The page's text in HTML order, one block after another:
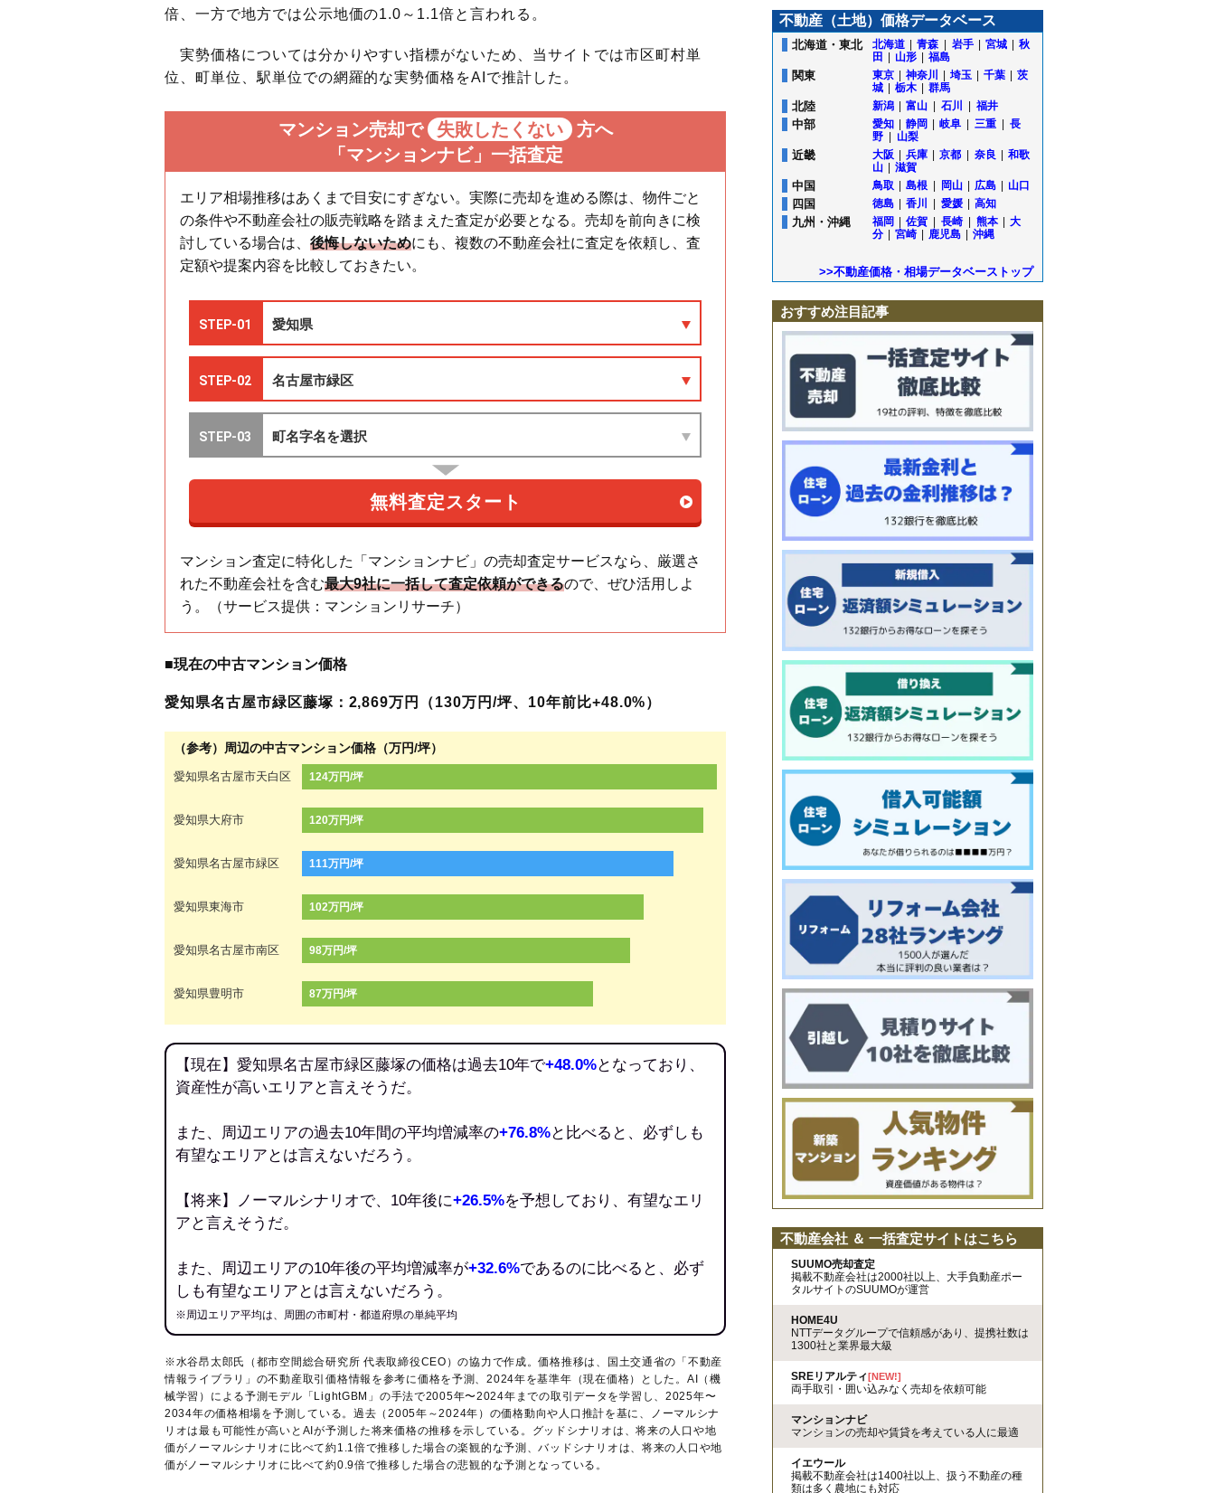
倍、一方で地方では公示地価の1.0～1.1倍と言われる。
実勢価格については分かりやすい指標がないため、当サイトでは市区町村単
位、町単位、駅単位での網羅的な実勢価格をAIで推計した。
マンション売却で 失敗したくない
方へ
「マンションナビ」一括査定
エリア相場推移はあくまで目安にすぎない。実際に売却を進める際は、物件ごと
の条件や不動産会社の販売戦略を踏まえた査定が必要となる。売却を前向きに検
討している場合は、 後悔しないためにも、複数の不動産会社に査定を依頼し、査
定額や提案内容を比較しておきたい。
マンション査定に特化した「マンションナビ」の売却査定サービスなら、厳選さ
れた不動産会社を含む最大9社に一括して査定依頼ができるので、ぜひ活用しよ
う。（サービス提供：マンションリサーチ）
■現在の中古マンション価格
愛知県名古屋市緑区藤塚：2,869万円（130万円/坪、10年前比+48.0%）
（参考）周辺の中古マンション価格（万円/坪）
愛知県名古屋市天白区 124万円/坪
愛知県大府市 120万円/坪
愛知県名古屋市緑区 111万円/坪
愛知県東海市 102万円/坪
愛知県名古屋市南区 98万円/坪
愛知県豊明市 87万円/坪
【現在】愛知県名古屋市緑区藤塚の価格は過去10年で+48.0%となっており、
資産性が高いエリアと言えそうだ。
また、周辺エリアの過去10年間の平均増減率の+76.8%と比べると、必ずしも
有望なエリアとは言えないだろう。
【将来】ノーマルシナリオで、10年後に+26.5%を予想しており、有望なエリ
アと言えそうだ。
また、周辺エリアの10年後の平均増減率が+32.6%であるのに比べると、必ず
しも有望なエリアとは言えないだろう。
※周辺エリア平均は、周囲の市町村・都道府県の単純平均
※水谷昂太郎氏（都市空間総合研究所 代表取締役CEO）の協力で作成。価格推移は、国土交通省の「 不動産
情報ライブラリ 」の不動産取引価格情報を参考に価格を予測、2024年を基準年（現在価格）とした。AI（機
械学習）による予測モデル「LightGBM」の手法で2005年〜2024年までの取引データを学習し、2025年〜
2034年の価格相場を予測している。過去（2005年～2024年）の価格動向や人口推計を基に、ノーマルシナ
リオは最も可能性が高いとAIが予測した将来価格の推移を示している。グッドシナリオは、将来の人口や地
価がノーマルシナリオに比べて約1.1倍で推移した場合の楽観的な予測、バッドシナリオは、将来の人口や地
価がノーマルシナリオに比べて約0.9倍で推移した場合の悲観的な予測となっている。
相川
曽根
太子大将ケ根滝ノ水徳重長根町鳴丘鳴子町鳴海町 平手南藤塚
若田有松
桶狭間神明
不動産（土地）価格データベース
北海道・東北 北海道 青森 岩手 宮城
秋
田
山形 福島
関東 東京 神奈川 埼玉 千葉
茨
城
栃木 群馬
北陸 新潟 富山 石川 福井
中部 愛知 静岡 岐阜 三重
長
野
山梨
近畿 大阪 兵庫 京都 奈良
和歌
山
滋賀
中国 鳥取 島根 岡山 広島 山口
四国 徳島 香川 愛媛 高知
九州・沖縄 福岡 佐賀 長崎 熊本
大
分
宮崎 鹿児島 沖縄
>>不動産価格・相場データベーストップ
おすすめ注目記事
不動産会社 ＆ 一括査定サイトはこちら
SUUMO売却査定
掲載不動産会社は2000社以上、大手負動産ポー
タルサイトのSUUMOが運営
HOME4U
NTTデータグループで信頼感があり、提携社数は
1300社と業界最大級
SREリアルティ[NEW!]
両手取引・囲い込みなく売却を依頼可能
マンションナビ
マンションの売却や賃貸を考えている人に最適
イエウール
掲載不動産会社は1400社以上、扱う不動産の種
類は多く農地にも対応